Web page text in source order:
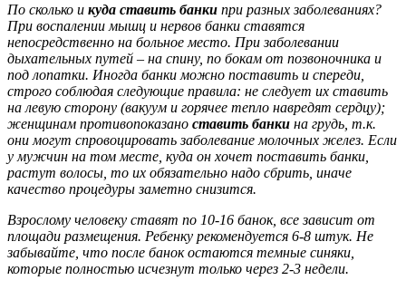
По сколько и куда ставить банки при разных заболеваниях?
При воспалении мышц и нервов банки ставятся
непосредственно на больное место. При заболевании
дыхательных путей – на спину, по бокам от позвоночника и
под лопатки. Иногда банки можно поставить и спереди,
строго соблюдая следующие правила: не следует их ставить
на левую сторону (вакуум и горячее тепло навредят сердцу);
женщинам противопоказано ставить банки на грудь, т.к.
они могут спровоцировать заболевание молочных желез. Если
у мужчин на том месте, куда он хочет поставить банки,
растут волосы, то их обязательно надо сбрить, иначе
качество процедуры заметно снизится.
Взрослому человеку ставят по 10-16 банок, все зависит от
площади размещения. Ребенку рекомендуется 6-8 штук. Не
забывайте, что после банок остаются темные синяки,
которые полностью исчезнут только через 2-3 недели.